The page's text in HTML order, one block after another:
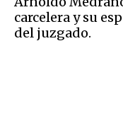
carcelera y su
del juzgado.